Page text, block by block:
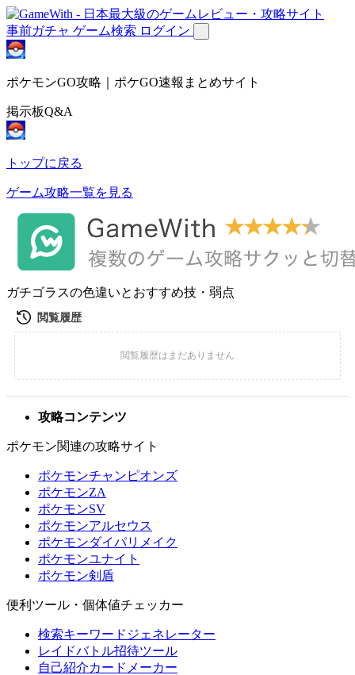
事前ガチャ ゲーム検索 ログイン
ポケモンGO攻略｜ポケGO速報まとめサイト
掲示板Q&A
トップに戻る
ゲーム攻略一覧を見る
ガチゴラスの色違いとおすすめ技・弱点
攻略コンテンツ
ポケモン関連の攻略サイト
ポケモンチャンピオンズ
ポケモンZA
ポケモンSV
ポケモンアルセウス
ポケモンダイパリメイク
ポケモンユナイト
ポケモン剣盾
便利ツール・個体値チェッカー
検索キーワードジェネレーター
レイドバトル招待ツール
自己紹介カードメーカー